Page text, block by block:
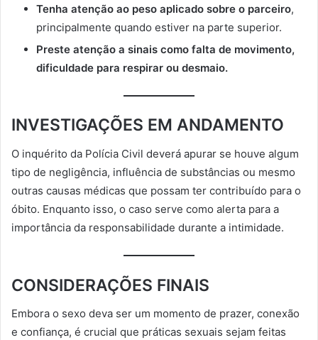
Tenha atenção ao peso aplicado sobre o parceiro,
principalmente quando estiver na parte superior.
Preste atenção a sinais como falta de movimento,
dificuldade para respirar ou desmaio.
INVESTIGAÇÕES EM ANDAMENTO
O inquérito da Polícia Civil deverá apurar se houve algum
tipo de negligência, influência de substâncias ou mesmo
outras causas médicas que possam ter contribuído para o
óbito. Enquanto isso, o caso serve como alerta para a
importância da responsabilidade durante a intimidade.
CONSIDERAÇÕES FINAIS
Embora o sexo deva ser um momento de prazer, conexão
e confiança, é crucial que práticas sexuais sejam feitas